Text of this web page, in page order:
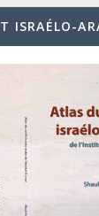
ISRAÉLO-